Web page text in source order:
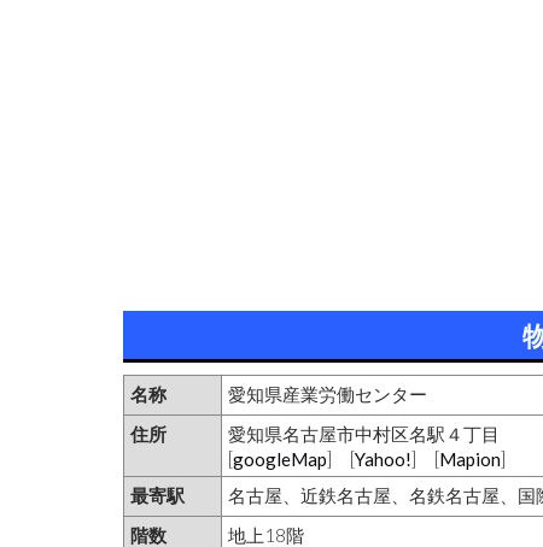
名称
愛知県産業労働センター
住所
愛知県名古屋市中村区名駅４丁目
[googleMap] [Yahoo!] [Mapion]
最寄駅
名古屋、近鉄名古屋、名鉄名古屋、国
階数
地上18階